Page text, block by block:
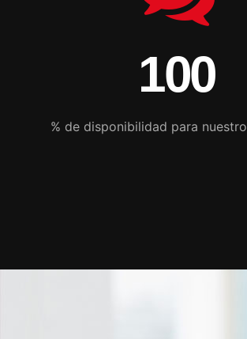
100
% de disponibilidad para